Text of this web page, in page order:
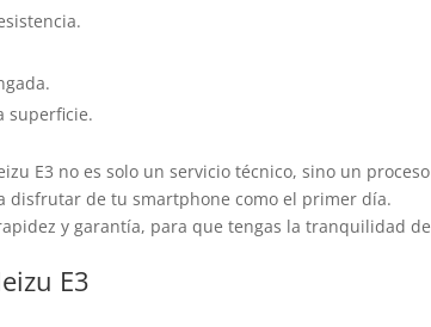
superficie.
E3 no es solo un servicio técnico, sino un proceso
disfrutar de tu smartphone como el primer día.
y garantía, para que tengas la tranquilidad de
E3